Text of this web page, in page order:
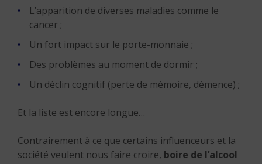
L’apparition de diverses maladies comme le
cancer ;
Un fort impact sur le porte-monnaie ;
Des problèmes au moment de dormir ;
Un déclin cognitif (perte de mémoire, démence) ;
Et la liste est encore longue…
Contrairement à ce que certains influenceurs et la
société veulent nous faire croire, boire de l’alcool